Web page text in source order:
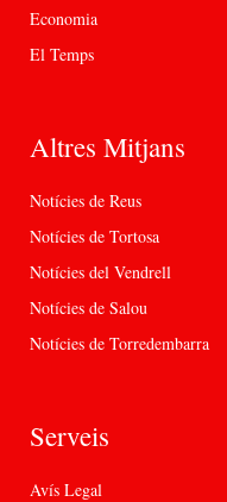
Economia
El Temps
Altres Mitjans
Notícies de Reus
Notícies de Tortosa
Notícies del Vendrell
Notícies de Salou
Notícies de Torredembarra
Serveis
Avís Legal